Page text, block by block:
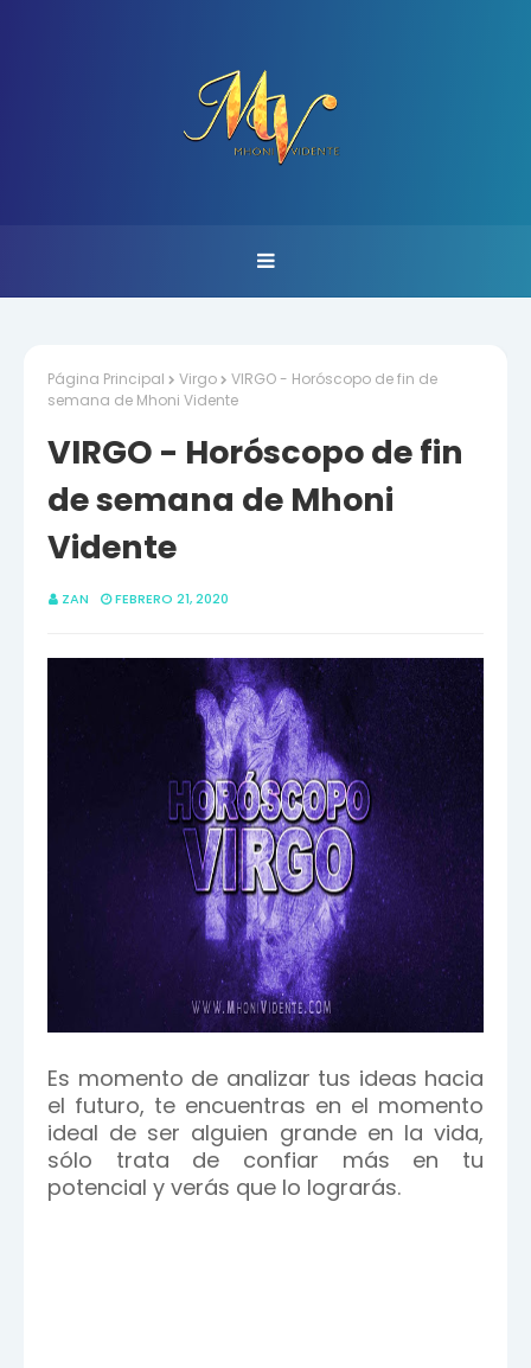
Página Principal Virgo
VIRGO - Horóscopo de fin de
semana de Mhoni Vidente
VIRGO - Horóscopo de fin
de semana de Mhoni
Vidente
ZAN FEBRERO 21, 2020
Es momento de analizar tus ideas hacia
el futuro, te encuentras en el momento
ideal de ser alguien grande en la vida,
sólo trata de confiar más en tu
potencial y verás que lo lograrás.